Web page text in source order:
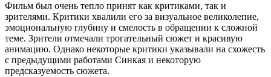
Фильм был очень тепло принят как критиками, так и
зрителями. Критики хвалили его за визуальное великолепие,
эмоциональную глубину и смелость в обращении к сложной
теме. Зрители отмечали трогательный сюжет и красивую
анимацию. Однако некоторые критики указывали на схожесть
с предыдущими работами Синкая и некоторую
предсказуемость сюжета.